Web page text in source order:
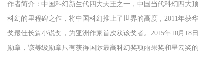
作者简介：中国科幻新生代四大天王之一，中国当代科幻四大
科幻的里程碑之作，将中国科幻推上了世界的高度，2011年获
奖最佳长篇小说奖，为亚洲作家首次获该奖者。2015年10月
勋章，该等级勋章只有获得国际最高科幻奖项雨果奖和星云奖